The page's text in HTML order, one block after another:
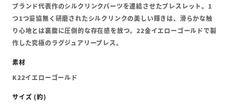
ブランド代表作のシルクリンクパーツを連結させたブレスレット。1
つ1つ妥協無く研磨されたシルクリンクの美しい輝きは、滑らかな触
り心地とは裏腹に圧倒的な存在感を放つ。22金イエローゴールドで製
作した究極のラグジュアリーブレス。
K22イエローゴールド